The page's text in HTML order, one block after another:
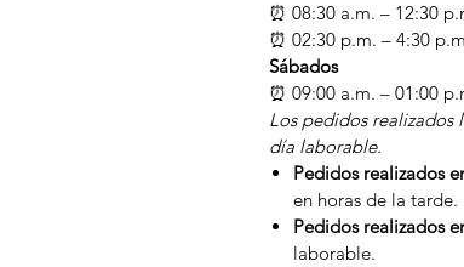
⏰ 08:30 a.m. – 12:30
⏰ 02:30 p.m. – 4:30
Sábados
⏰ 09:00 a.m. – 01:00
Los pedidos realizados
día laborable.
Pedidos realizados
en horas de la tarde.
Pedidos realizados
laborable.